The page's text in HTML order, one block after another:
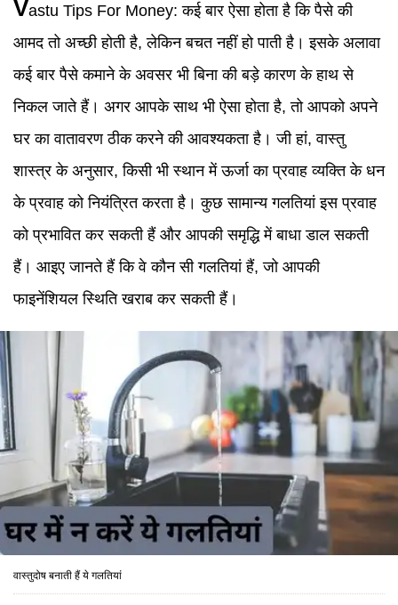
Vastu Tips For Money:कई बार ऐसा होता है कि पैसे की
आमद तो अच्छी होती है, लेकिन बचत नहीं हो पाती है। इसके अलावा
कई बार पैसे कमाने के अवसर भी बिना की बड़े कारण के हाथ से
निकल जाते हैं। अगर आपके साथ भी ऐसा होता है, तो आपको अपने
घर का वातावरण ठीक करने की आवश्यकता है। जी हां, वास्तु
शास्त्र के अनुसार, किसी भी स्थान में ऊर्जा का प्रवाह व्यक्ति के धन
के प्रवाह को नियंत्रित करता है। कुछ सामान्य गलतियां इस प्रवाह
को प्रभावित कर सकती हैं और आपकी समृद्धि में बाधा डाल सकती
हैं। आइए जानते हैं कि वे कौन सी गलतियां हैं, जो आपकी
फाइनेंशियल स्थिति खराब कर सकती हैं।
वास्तुदोष बनाती हैं ये गलतियां